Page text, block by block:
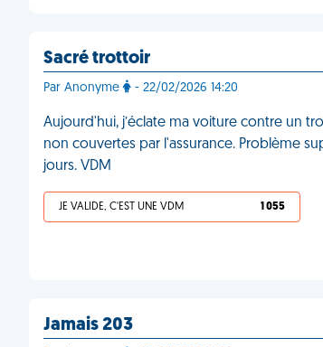
Sacré trottoir
Par Anonyme - 22/02/2026 14:20
Aujourd'hui, j’éclate ma voiture contre un
non couvertes par l'assurance. Problème
jours. VDM
JE VALIDE, C'EST UNE VDM 1 055
Jamais 203